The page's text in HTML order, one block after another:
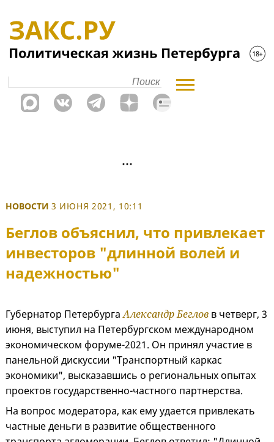
НОВОСТИ 3 ИЮНЯ 2021, 10:11
Беглов объяснил, что привлекает
инвесторов "длинной волей и
надежностью"
Губернатор ПетербургаАлександр Беглов в четверг, 3
июня, выступил на Петербургском международном
экономическом форуме-2021. Он принял участие в
панельной дискуссии "Транспортный каркас
экономики", высказавшись о региональных опытах
проектов государственно-частного партнерства.
На вопрос модератора, как ему удается привлекать
частные деньги в развитие общественного